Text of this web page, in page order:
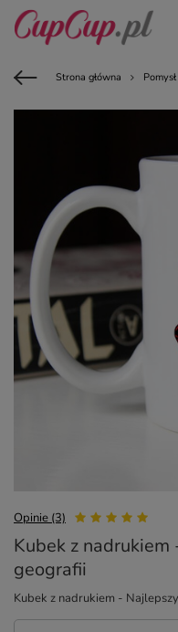
Strona główna
Opinie (3)
Kubek z
geografii
Kubek z nadrukiem -